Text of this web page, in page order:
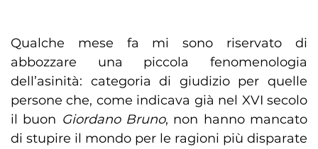
Qualche mese fa mi sono riservato di
abbozzare una piccola fenomenologia
dell’asinità: categoria di giudizio per quelle
persone che, come indicava già nel XVI secolo
il buon Giordano Bruno, non hanno mancato
di stupire il mondo per le ragioni più disparate